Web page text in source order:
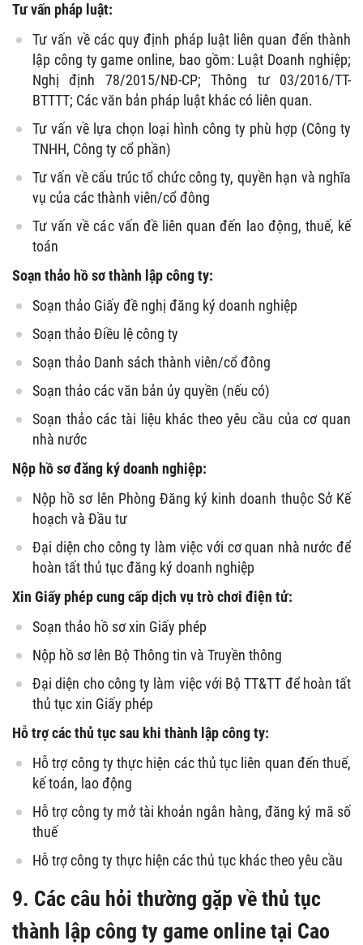
Tư vấn pháp luật:
Tư vấn về các quy định pháp luật liên quan đến thành
lập công ty game online, bao gồm: Luật Doanh nghiệp;
Nghị định 78/2015/NĐ-CP; Thông tư 03/2016/TT-
BTTTT; Các văn bản pháp luật khác có liên quan.
Tư vấn về lựa chọn loại hình công ty phù hợp (Công ty
TNHH, Công ty cổ phần)
Tư vấn về cấu trúc tổ chức công ty, quyền hạn và nghĩa
vụ của các thành viên/cổ đông
Tư vấn về các vấn đề liên quan đến lao động, thuế, kế
toán
Soạn thảo hồ sơ thành lập công ty:
Soạn thảo Giấy đề nghị đăng ký doanh nghiệp
Soạn thảo Điều lệ công ty
Soạn thảo Danh sách thành viên/cổ đông
Soạn thảo các văn bản ủy quyền (nếu có)
Soạn thảo các tài liệu khác theo yêu cầu của cơ quan
nhà nước
Nộp hồ sơ đăng ký doanh nghiệp:
Nộp hồ sơ lên Phòng Đăng ký kinh doanh thuộc Sở Kế
hoạch và Đầu tư
Đại diện cho công ty làm việc với cơ quan nhà nước để
hoàn tất thủ tục đăng ký doanh nghiệp
Xin Giấy phép cung cấp dịch vụ trò chơi điện tử:
Soạn thảo hồ sơ xin Giấy phép
Nộp hồ sơ lên Bộ Thông tin và Truyền thông
Đại diện cho công ty làm việc với Bộ TT&TT để hoàn tất
thủ tục xin Giấy phép
Hỗ trợ các thủ tục sau khi thành lập công ty:
Hỗ trợ công ty thực hiện các thủ tục liên quan đến thuế,
kế toán, lao động
Hỗ trợ công ty mở tài khoản ngân hàng, đăng ký mã số
thuế
Hỗ trợ công ty thực hiện các thủ tục khác theo yêu cầu
9. Các câu hỏi thường gặp về thủ tục
thành lập công ty game online tại Cao